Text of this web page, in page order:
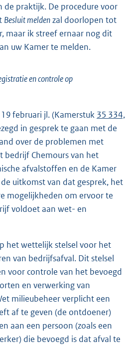
de praktijk. De procedure voor
Besluit meldenzal doorlopen tot
maar ik streef ernaar nog dit
uw Kamer te melden.
en controle op
19 februari jl. (Kamerstuk 35 334,
in gesprek te gaan met de
over de problemen met
bedrijf Chemours van het
afvalstoffen en de Kamer
uitkomst van dat gesprek, het
mogelijkheden om ervoor te
voldoet aan wet- en
het wettelijk stelsel voor het
van bedrijfsafval. Dit stelsel
voor controle van het bevoegd
en verwerking van
milieubeheer verplicht een
af te geven (de ontdoener)
aan een persoon (zoals een
die bevoegd is dat afval te